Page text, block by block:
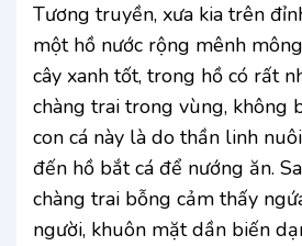
Tương truyền, xưa kia trên
một hồ nước rộng mênh
cây xanh tốt, trong hồ có rất
chàng trai trong vùng, không
con cá này là do thần linh
đến hồ bắt cá để nướng ăn.
chàng trai bỗng cảm thấy
người, khuôn mặt dần biến